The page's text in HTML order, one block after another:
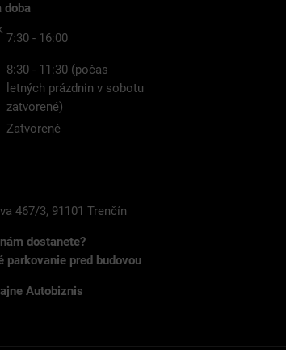
doba
7:30 - 16:00
8:30 - 11:30 (počas
letných prázdnin v sobotu
zatvorené)
Zatvorené
467/3, 91101 Trenčín
dostanete?
parkovanie pred budovou
Autobiznis